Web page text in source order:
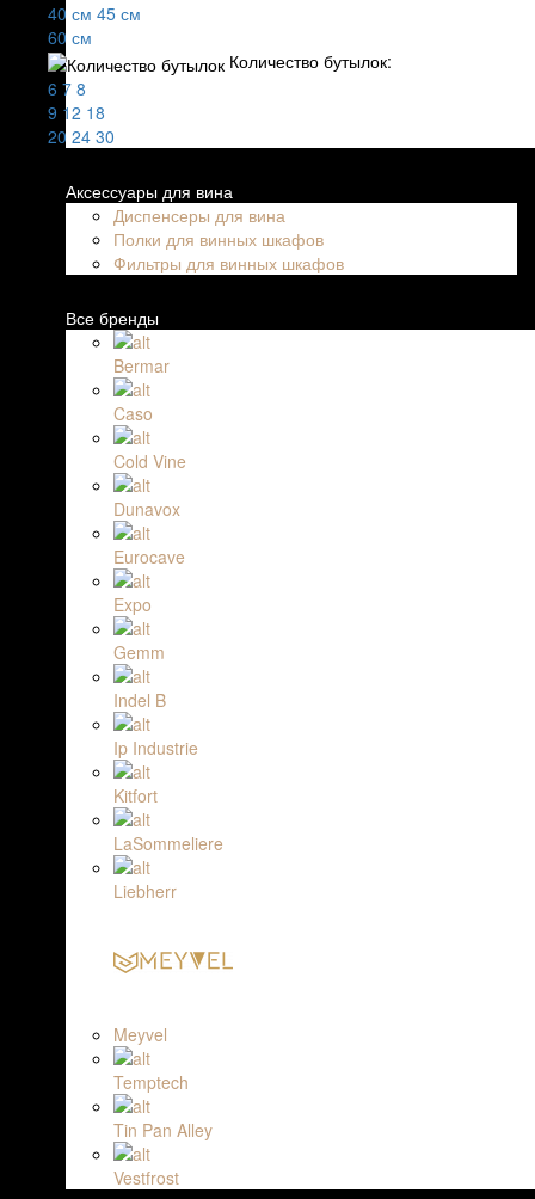
40 см 45 см
60 см
Количество бутылок:
6 7 8
9 12 18
20 24 30
Аксессуары для вина
Диспенсеры для вина
Полки для винных шкафов
Фильтры для винных шкафов
Все бренды
Bermar
Caso
Cold Vine
Dunavox
Eurocave
Expo
Gemm
Indel B
Ip Industrie
Kitfort
LaSommeliere
Liebherr
Meyvel
Temptech
Tin Pan Alley
Vestfrost